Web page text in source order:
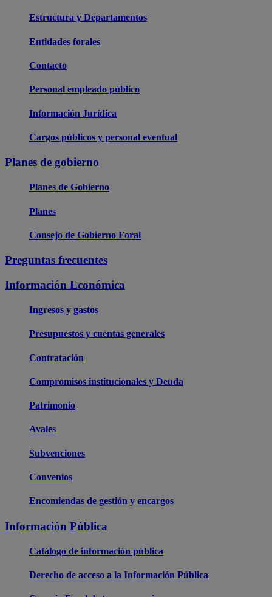
Estructura y Departamentos
Entidades forales
Contacto
Personal empleado público
Información Jurídica
Cargos públicos y personal eventual
Planes de gobierno
Planes de Gobierno
Planes
Consejo de Gobierno Foral
Preguntas frecuentes
Información Económica
Ingresos y gastos
Presupuestos y cuentas generales
Contratación
Compromisos institucionales y Deuda
Patrimonio
Avales
Subvenciones
Convenios
Encomiendas de gestión y encargos
Información Pública
Catálogo de información pública
Derecho de acceso a la Información Pública